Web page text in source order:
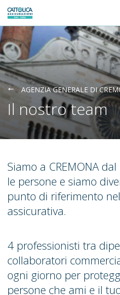
Generali logo
AGENZIA GENERALE DI
Il nostro team
Siamo a CREMONA
le persone e siamo
punto di riferimento
assicurativa.
4 professionisti tra
collaboratori
ogni giorno per
persone che ami e il